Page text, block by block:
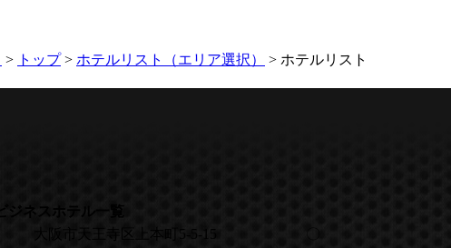
> トップ> ホテルリスト（エリア選択） > ホテルリスト
ビジネスホテル一覧
大阪市天王寺区上本町5-5-15